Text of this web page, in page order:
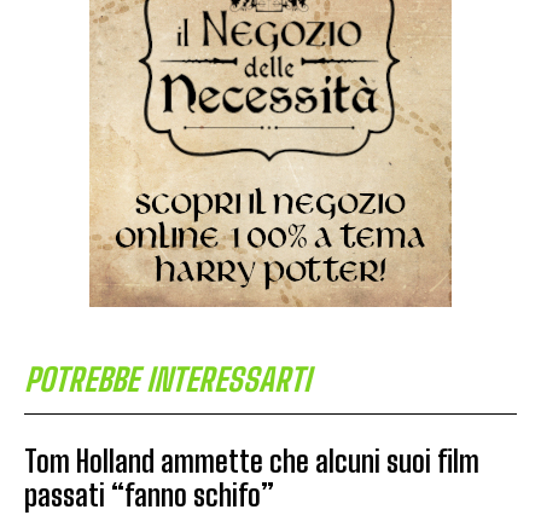
POTREBBE INTERESSARTI
Tom Holland ammette che alcuni suoi film
passati “fanno schifo”